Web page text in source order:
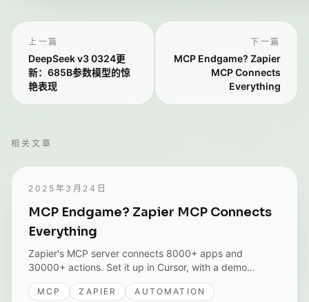
上一篇
DeepSeek v3 0324更
新：685B参数模型的惊
艳表现
下一篇
MCP Endgame? Zapier
MCP Connects
Everything
相关文章
2025年3月24日
MCP Endgame? Zapier MCP Connects
Everything
Zapier's MCP server connects 8000+ apps and
30000+ actions. Set it up in Cursor, with a demo
scheduling a Google meeting and a Slack notice from
one prompt.
MCP ZAPIER AUTOMATION